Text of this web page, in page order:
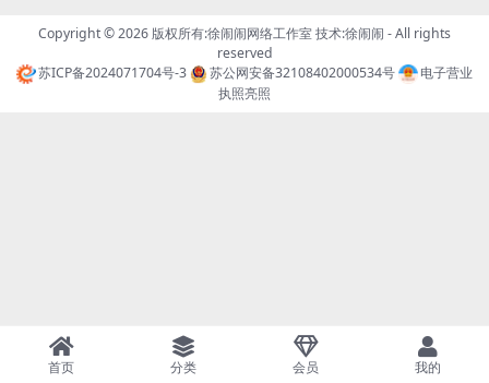
Copyright © 2026 版权所有:徐闹闹网络工作室 技术:徐闹闹 - All rights
reserved
苏ICP备2024071704号-3
苏公网安备32108402000534号
电子营业
执照亮照
首页 分类 会员 我的